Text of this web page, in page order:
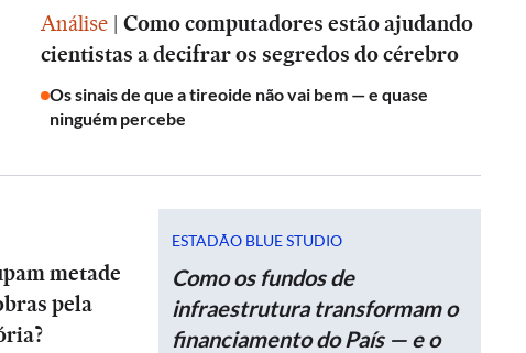
Análise | Como computadores estão ajudando
cientistas a decifrar os segredos do cérebro
Os sinais de que a tireoide não vai bem — e quase
ninguém percebe
metade
pela
ESTADÃO BLUE STUDIO
Como os fundos de
infraestrutura transformam o
financiamento do País — e o